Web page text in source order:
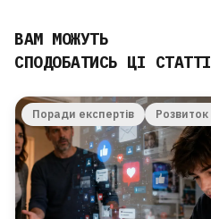
ВАМ МОЖУТЬ
СПОДОБАТИСЬ ЦІ СТАТТІ
Поради експертів